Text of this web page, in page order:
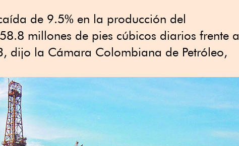
de 9.5% en la producción del
millones de pies cúbicos diarios frente a
dijo la Cámara Colombiana de Petróleo,